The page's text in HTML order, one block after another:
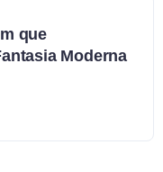
que
Moderna